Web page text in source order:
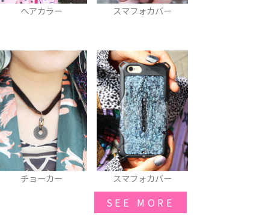
ヘアカラー スマフォカバー
チョーカー スマフォカバー
SEE MORE